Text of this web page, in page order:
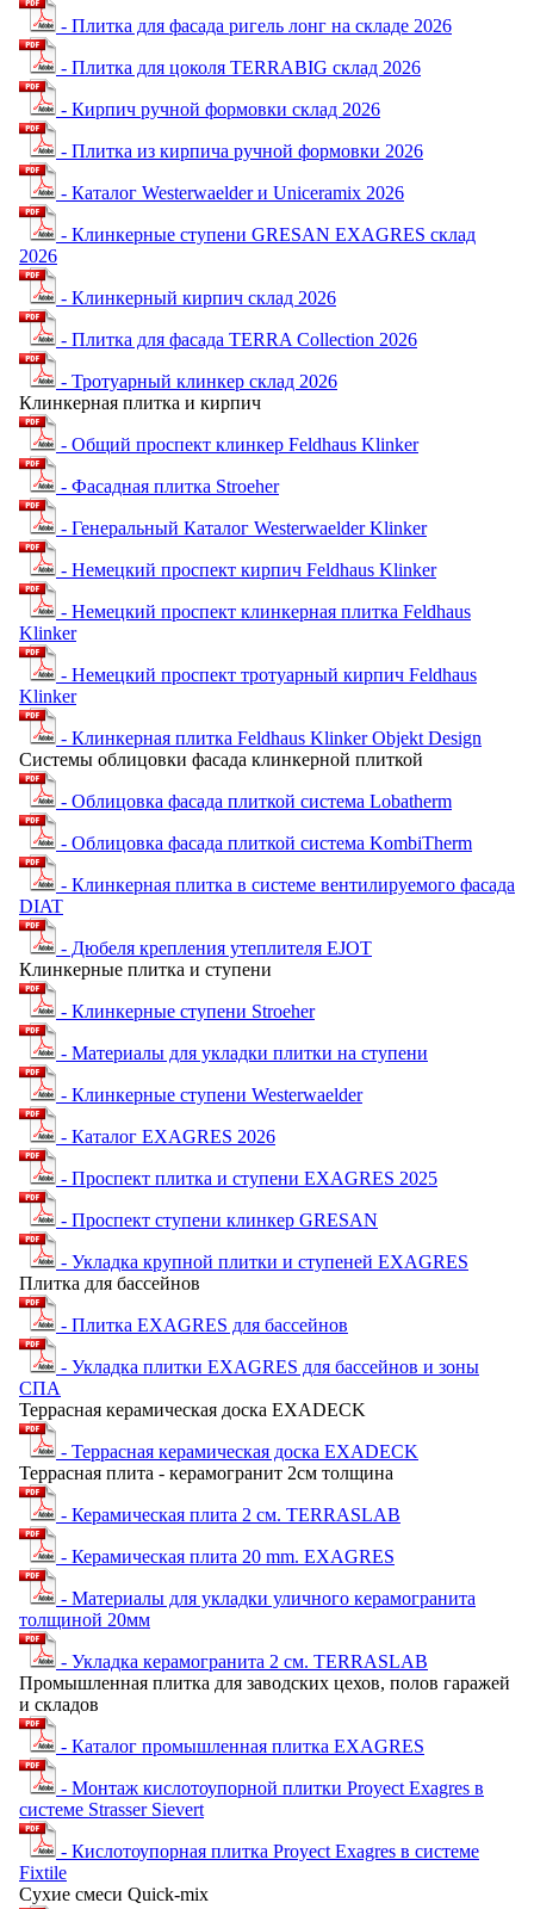
- Плитка для фасада ригель лонг на складе 2026
- Плитка для цоколя TERRABIG склад 2026
- Кирпич ручной формовки склад 2026
- Плитка из кирпича ручной формовки 2026
- Каталог Westerwaelder и Uniceramix 2026
- Клинкерные ступени GRESAN EXAGRES склад
2026
- Клинкерный кирпич склад 2026
- Плитка для фасада TERRA Collection 2026
- Тротуарный клинкер склад 2026
Клинкерная плитка и кирпич
- Общий проспект клинкер Feldhaus Klinker
- Фасадная плитка Stroeher
- Генеральный Каталог Westerwaelder Klinker
- Немецкий проспект кирпич Feldhaus Klinker
- Немецкий проспект клинкерная плитка Feldhaus
Klinker
- Немецкий проспект тротуарный кирпич Feldhaus
Klinker
- Клинкерная плитка Feldhaus Klinker Objekt Design
Системы облицовки фасада клинкерной плиткой
- Облицовка фасада плиткой система Lobatherm
- Облицовка фасада плиткой система KombiTherm
- Клинкерная плитка в системе вентилируемого фасада
DIAT
- Дюбеля крепления утеплителя EJOT
Клинкерные плитка и ступени
- Клинкерные ступени Stroeher
- Материалы для укладки плитки на ступени
- Клинкерные ступени Westerwaelder
- Каталог EXAGRES 2026
- Проспект плитка и ступени ЕXAGRES 2025
- Проспект ступени клинкер GRESAN
- Укладка крупной плитки и ступеней EXAGRES
Плитка для бассейнов
- Плитка EXAGRES для бассейнов
- Укладка плитки EXAGRES для бассейнов и зоны
СПА
Террасная керамическая доска EXADECK
- Террасная керамическая доска EXADECK
Террасная плита - керамогранит 2см толщина
- Керамическая плита 2 см. TERRASLAB
- Керамическая плита 20 mm. EXAGRES
- Материалы для укладки уличного керамогранита
толщиной 20мм
- Укладка керамогранита 2 см. TERRASLAB
Промышленная плитка для заводских цехов, полов гаражей
и складов
- Каталог промышленная плитка EXAGRES
- Монтаж кислотоупорной плитки Proyect Exagres в
системе Strasser Sievert
- Кислотоупорная плитка Proyect Exagres в системе
Fixtile
Сухие смеси Quick-mix